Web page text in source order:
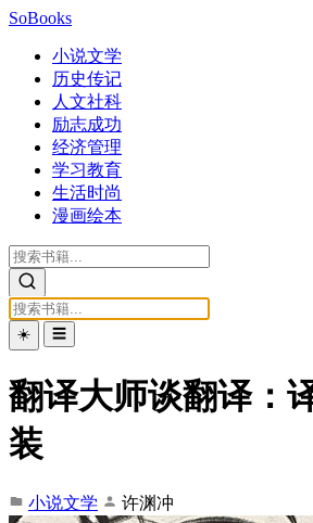
SoBooks
小说文学
历史传记
人文社科
励志成功
经济管理
学习教育
生活时尚
漫画绘本
☀️ ☰
翻译大师谈翻译：
装
小说文学 许渊冲